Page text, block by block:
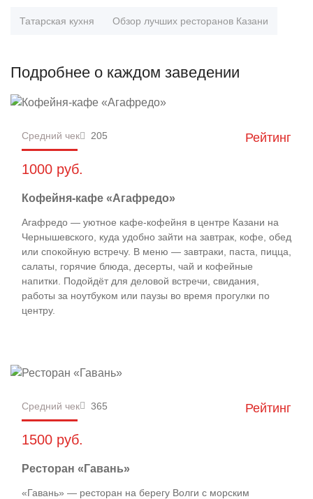
Татарская кухня Обзор лучших ресторанов Казани
Подробнее о каждом заведении
Средний чек 205
1000 руб.
Рейтинг
Кофейня-кафе «Агафредо»
Агафредо — уютное кафе-кофейня в центре Казани на
Чернышевского, куда удобно зайти на завтрак, кофе, обед
или спокойную встречу. В меню — завтраки, паста, пицца,
салаты, горячие блюда, десерты, чай и кофейные
напитки. Подойдёт для деловой встречи, свидания,
работы за ноутбуком или паузы во время прогулки по
центру.
Средний чек 365
1500 руб.
Рейтинг
Ресторан «Гавань»
«Гавань» — ресторан на берегу Волги с морским